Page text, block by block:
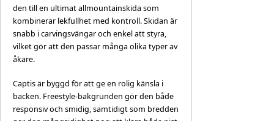
den till en ultimat allmountainskida som
kombinerar lekfullhet med kontroll. Skidan är
snabb i carvingsvängar och enkel att styra,
vilket gör att den passar många olika typer av
åkare.
Captis är byggd för att ge en rolig känsla i
backen. Freestyle-bakgrunden gör den både
responsiv och smidig, samtidigt som bredden